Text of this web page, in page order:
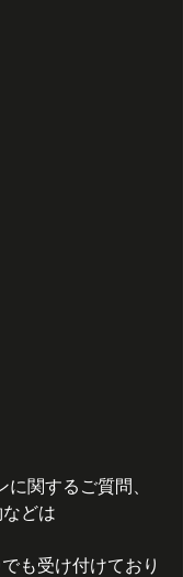
関するご質問、
などは
でも受け付けており